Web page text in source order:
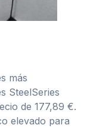
más
SteelSeries
de 177,89 €.
elevado para